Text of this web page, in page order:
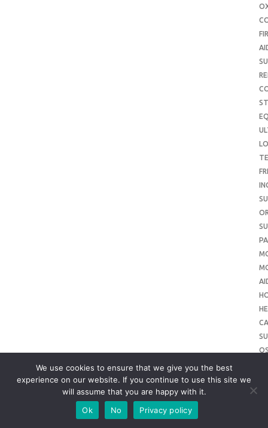
We use cookies to ensure that we give you the best
experience on our website. If you continue to use this site we
will assume that you are happy with it.
Ok
No Privacy policy